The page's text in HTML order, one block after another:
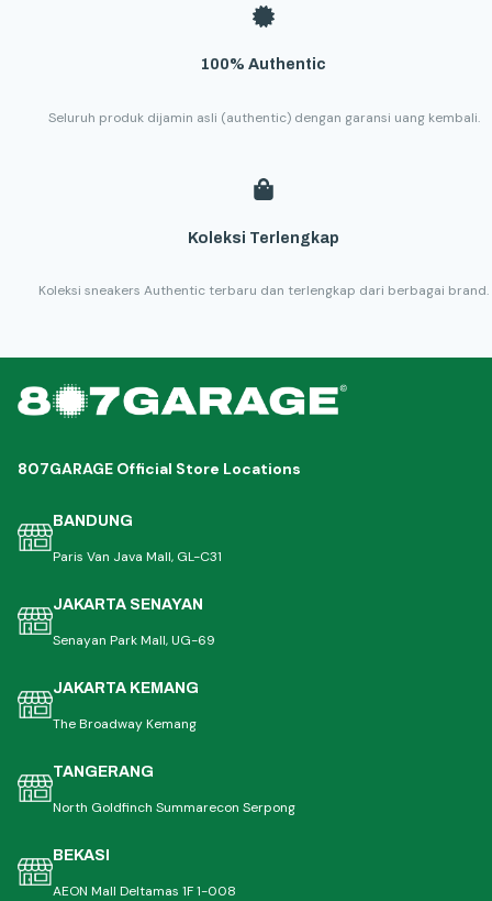
100% Authentic
Seluruh produk dijamin asli (authentic) dengan garansi uang kembali.
Koleksi Terlengkap
Koleksi sneakers Authentic terbaru dan terlengkap dari berbagai brand.
807GARAGE Official Store Locations
BANDUNG
Paris Van Java Mall, GL-C31
JAKARTA SENAYAN
Senayan Park Mall, UG-69
JAKARTA KEMANG
The Broadway Kemang
TANGERANG
North Goldfinch Summarecon Serpong
BEKASI
AEON Mall Deltamas 1F 1-008